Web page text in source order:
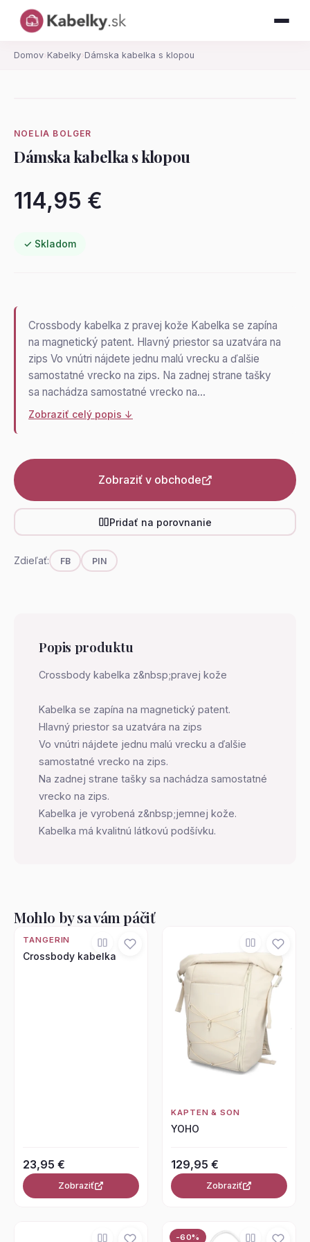
Domov› Kabelky› Dámska kabelka s klopou
NOELIA BOLGER
Dámska kabelka s klopou
114,95 €
✓ Skladom
Crossbody kabelka z pravej kože Kabelka se zapína
na magnetický patent. Hlavný priestor sa uzatvára na
zips Vo vnútri nájdete jednu malú vrecku a ďalšie
samostatné vrecko na zips. Na zadnej strane tašky
sa nachádza samostatné vrecko na…
Zobraziť celý popis ↓
Zobraziť v obchode
Pridať na porovnanie
Zdieľať: FB PIN
Popis produktu
Crossbody kabelka z&nbsp;pravej kože
Kabelka se zapína na magnetický patent.
Hlavný priestor sa uzatvára na zips
Vo vnútri nájdete jednu malú vrecku a ďalšie
samostatné vrecko na zips.
Na zadnej strane tašky sa nachádza samostatné
vrecko na zips.
Kabelka je vyrobená z&nbsp;jemnej kože.
Kabelka má kvalitnú látkovú podšívku.
Mohlo by sa vám páčiť
TANGERIN
Crossbody kabelka
23,95 €
Zobraziť
KAPTEN & SON
YOHO
129,95 €
Zobraziť
-60%